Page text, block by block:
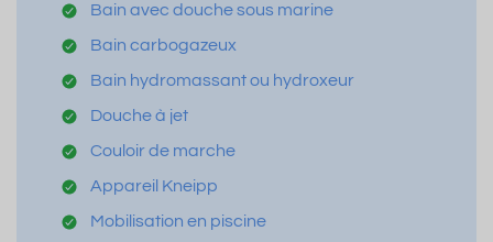
Bain avec douche sous marine
Bain carbogazeux
Bain hydromassant ou hydroxeur
Douche à jet
Couloir de marche
Appareil Kneipp
Mobilisation en piscine